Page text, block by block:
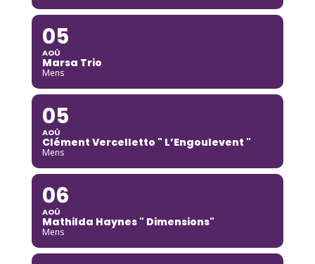
05
AOÛ
Marsa Trio
Mens
05
AOÛ
Clément Vercelletto " L’Engoulevent "
Mens
06
AOÛ
Mathilda Haynes " Dimensions"
Mens